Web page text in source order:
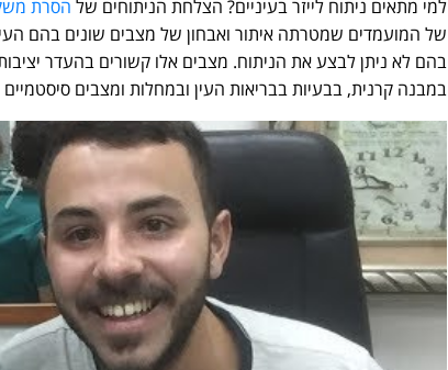
למי מתאים ניתוח לייזר בעיניים? הצלחת הניתוחים של הסרת
של המועמדים שמטרתה איתור ואבחון של מצבים שונים בהם
בהם לא ניתן לבצע את הניתוח. מצבים אלו קשורים בהעדר
במבנה קרנית, בבעיות בבריאות העין ובמחלות ומצבים סיסטמיים